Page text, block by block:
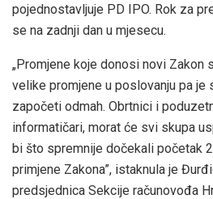
pojednostavljuje PD IPO. Rok za
se na zadnji dan u mjesecu.
„Promjene koje donosi novi Zakon
velike promjene u poslovanju pa je
započeti odmah. Obrtnici i
informatičari, morat će svi skupa
bi što spremnije dočekali početak
primjene Zakona”, istaknula je
predsjednica Sekcije računovođa